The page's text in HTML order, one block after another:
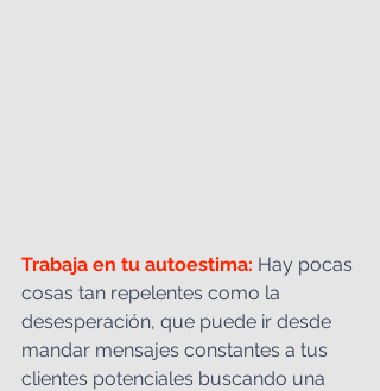
Trabaja en tu autoestima: Hay pocas
cosas tan repelentes como la
desesperación, que puede ir desde
mandar mensajes constantes a tus
clientes potenciales buscando una